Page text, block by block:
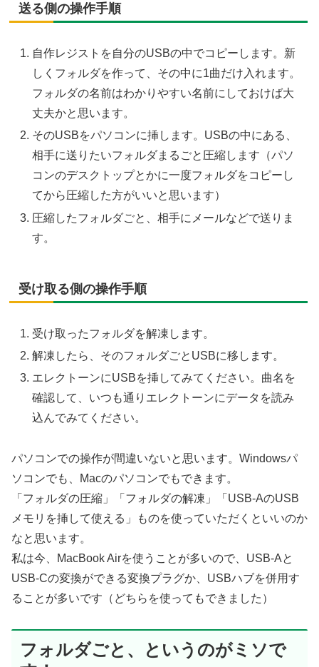
送る側の操作手順
自作レジストを自分のUSBの中でコピーします。新
しくフォルダを作って、その中に1曲だけ入れます。
フォルダの名前はわかりやすい名前にしておけば大
丈夫かと思います。
そのUSBをパソコンに挿します。USBの中にある、
相手に送りたいフォルダまるごと圧縮します（パソ
コンのデスクトップとかに一度フォルダをコピーし
てから圧縮した方がいいと思います）
圧縮したフォルダごと、相手にメールなどで送りま
す。
受け取る側の操作手順
受け取ったフォルダを解凍します。
解凍したら、そのフォルダごとUSBに移します。
エレクトーンにUSBを挿してみてください。曲名を
確認して、いつも通りエレクトーンにデータを読み
込んでみてください。
パソコンでの操作が間違いないと思います。Windowsパ
ソコンでも、Macのパソコンでもできます。
「フォルダの圧縮」「フォルダの解凍」「USB-AのUSB
メモリを挿して使える」ものを使っていただくといいのか
なと思います。
私は今、MacBook Airを使うことが多いので、USB-Aと
USB-Cの変換ができる変換プラグか、USBハブを併用す
ることが多いです（どちらを使ってもできました）
フォルダごと、というのがミソで